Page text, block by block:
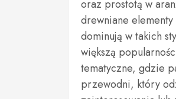
oraz prostotą w
drewniane
dominują w takich
większą
tematyczne, gdzie
przewodni, który